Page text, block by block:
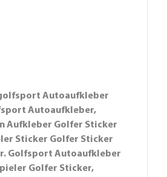
Autoaufkleber
Autoaufkleber,
Aufkleber Golfer Sticker
Sticker Golfer Sticker
Golfsport Autoaufkleber
Golfer Sticker,